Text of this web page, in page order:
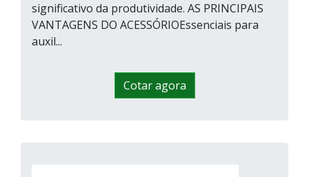
significativo da produtividade. AS PRINCIPAIS
VANTAGENS DO ACESSÓRIOEssenciais para
auxil...
Cotar agora